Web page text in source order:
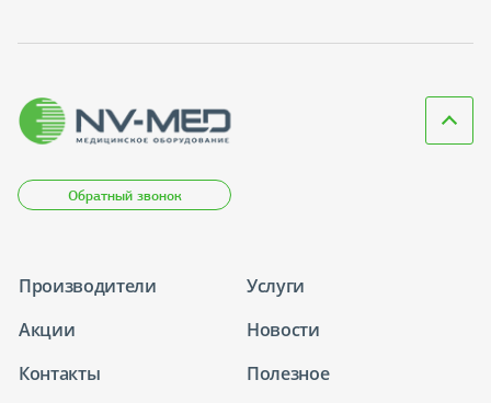
Обратный звонок
Производители
Услуги
Акции
Новости
Контакты
Полезное